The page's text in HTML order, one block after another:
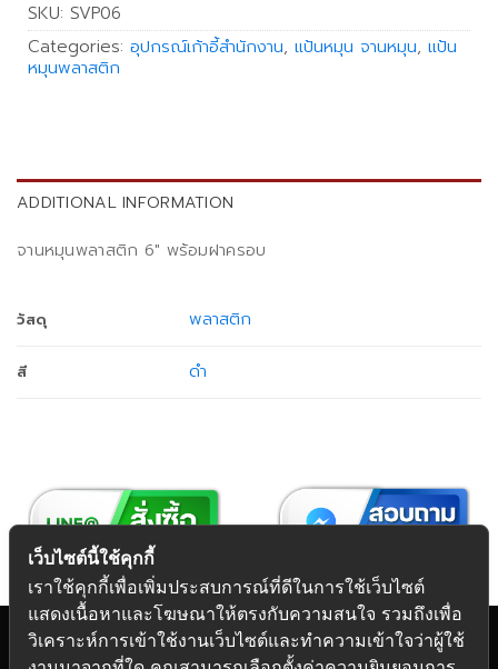
SKU: SVP06
Categories: อุปกรณ์เก้าอี้สำนักงาน, แป้นหมุน จานหมุน, แป้น
หมุนพลาสติก
ADDITIONAL INFORMATION
จานหมุนพลาสติก 6" พร้อมฝาครอบ
วัสดุ พลาสติก
สี ดำ
เว็บไซต์นี้ใช้คุกกี้
เราใช้คุกกี้เพื่อเพิ่มประสบการณ์ที่ดีในการใช้เว็บไซต์
แสดงเนื้อหาและโฆษณาให้ตรงกับความสนใจ รวมถึงเพื่อ
วิเคราะห์การเข้าใช้งานเว็บไซต์และทำความเข้าใจว่าผู้ใช้